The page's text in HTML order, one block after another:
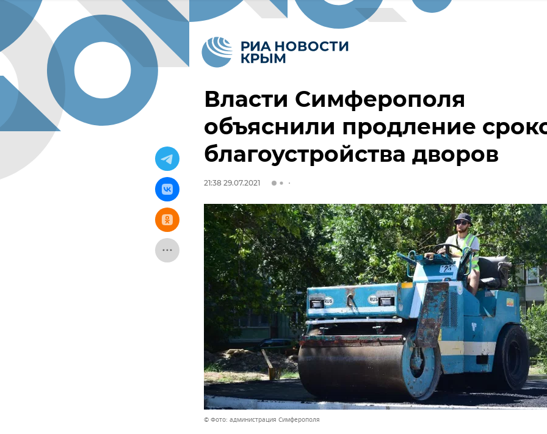
Власти Симферополя
объяснили продление
благоустройства дворов
21:38 29.07.2021
© Фото: администрация Симферополя